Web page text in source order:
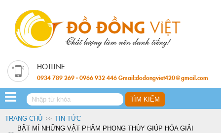
0934 789 269 - 0966 932 446 Gmail:dodongviet420@gmail.com
TRANG CHỦ
TIN TỨC
BẬT MÍ NHỮNG VẬT PHẨM PHONG THỦY GIÚP HÓA GIẢI